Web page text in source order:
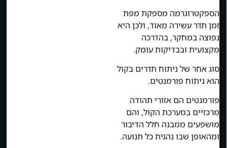
הספקטרוגרמה מספקת מפת
זמן תדר עשירה מאוד, ולכן היא
נפוצה במחקר, בהדרכה
מקצועית ובבדיקות עומק.
סוג אחר של ניתוח תדרים בקול
הוא ניתוח פורמנטים.
פורמנטים הם אזורי תהודה
מרכזיים במערכת הקול, והם
מושפעים ממבנה חלל הדיבור
ומהאופן שבו נהגית כל תנועה.